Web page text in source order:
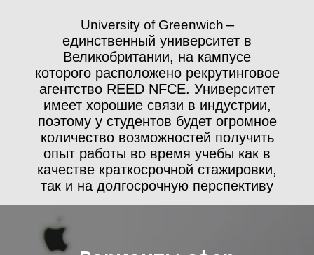
University of Greenwich –
единственный университет в
Великобритании, на кампусе
которого расположено рекрутинговое
агентство REED NFCE. Университет
имеет хорошие связи в индустрии,
поэтому у студентов будет огромное
количество возможностей получить
опыт работы во время учебы как в
качестве краткосрочной стажировки,
так и на долгосрочную перспективу